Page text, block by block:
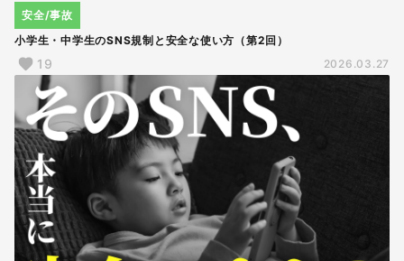
小学生・中学生のSNS規制と安全な使い方（第2回）
安全/事故
19 2026.03.27